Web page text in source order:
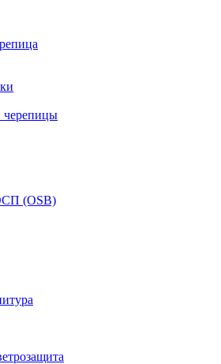
черепицы
(OSB)